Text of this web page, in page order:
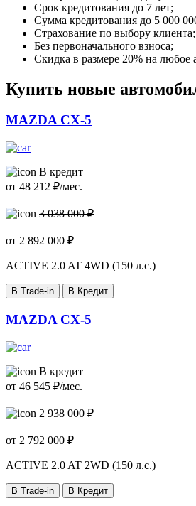
Срок кредитования до 7 лет;
Сумма кредитования до 5 000
Страхование по выбору клиента;
Без первоначального взноса;
Скидка в размере 20% на любое
Купить новые
MAZDA CX-5
В кредит
от 48 212 ₽/мес.
3 038 000 ₽
от 2 892 000 ₽
ACTIVE 2.0 AT 4WD (150 л.с.)
В Trade-in В Кредит
MAZDA CX-5
В кредит
от 46 545 ₽/мес.
2 938 000 ₽
от 2 792 000 ₽
ACTIVE 2.0 AT 2WD (150 л.с.)
В Trade-in В Кредит